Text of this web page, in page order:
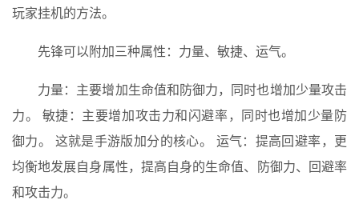
玩家挂机的方法。
先锋可以附加三种属性：力量、敏捷、运气。
力量：主要增加生命值和防御力，同时也增加少量攻击
力。 敏捷：主要增加攻击力和闪避率，同时也增加少量防
御力。 这就是手游版加分的核心。 运气：提高回避率，更
均衡地发展自身属性，提高自身的生命值、防御力、回避率
和攻击力。